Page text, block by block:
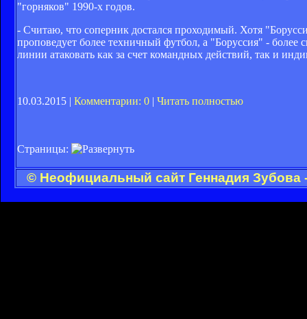
"горняков" 1990-х годов.
- Считаю, что соперник достался проходимый. Хотя
проповедует более техничный футбол, а "Боруссия" - более
линии атаковать как за счет командных действий, так и
10.03.2015 | Комментарии: 0 | Читать полностью
Страницы:
© Неофициальный сайт Геннадия Зубова